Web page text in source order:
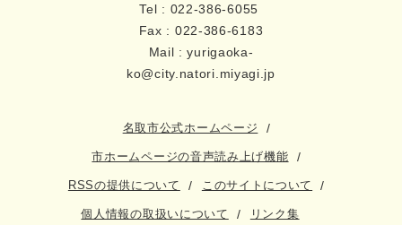
Tel : 022-386-6055
Fax : 022-386-6183
Mail : yurigaoka-
ko@city.natori.miyagi.jp
名取市公式ホームページ
市ホームページの音声読み上げ機能
RSSの提供について このサイトについて
個人情報の取扱いについて リンク集